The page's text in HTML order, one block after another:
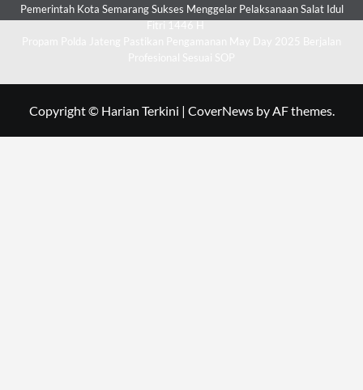
Pemerintah Kota Semarang Sukses Menggelar Pelaksanaan Salat Idul
Copyright © Harian Terkini | CoverNewsby AF themes.